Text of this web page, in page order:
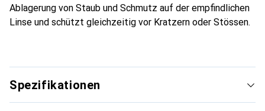
Ablagerung von Staub und Schmutz auf der empfindlichen
Linse und schützt gleichzeitig vor Kratzern oder Stössen.
Spezifikationen